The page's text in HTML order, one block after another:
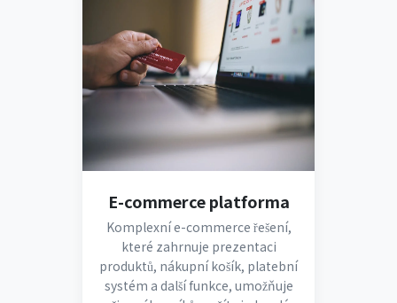
E-commerce platforma
Komplexní e-commerce řešení,
které zahrnuje prezentaci
produktů, nákupní košík, platební
systém a další funkce, umožňuje